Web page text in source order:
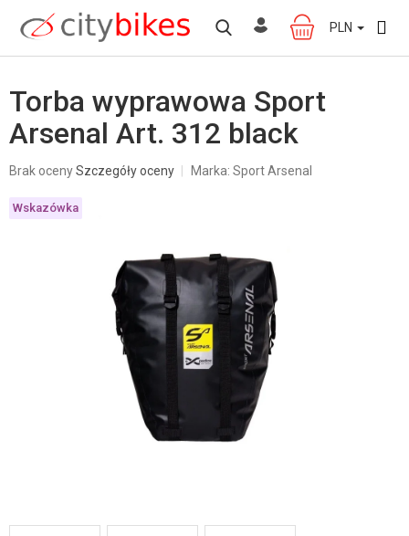
treści
KOSZYK
PLN
Torba wyprawowa Sport
Arsenal Art. 312 black
Średnia
produktu
wynosi
Brak ocenySzczegóły oceny Marka: Sport Arsenal
Wskazówka